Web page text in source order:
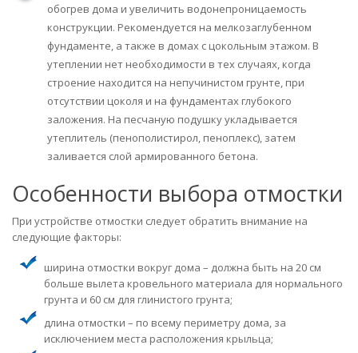
обогрев дома и увеличить водонепроницаемость
конструкции. Рекомендуется на мелкозаглубенном
фундаменте, а также в домах с цокольным этажом. В
утеплении нет необходимости в тех случаях, когда
строение находится на непучинистом грунте, при
отсутствии цоколя и на фундаментах глубокого
заложения. На песчаную подушку укладывается
утеплитель (пенополистирол, пеноплекс), затем
заливается слой армированного бетона.
Особенности выбора отмостки
При устройстве отмостки следует обратить внимание на
следующие факторы:
ширина отмостки вокруг дома – должна быть на 20 см
больше вылета кровельного материала для нормального
грунта и 60 см для глинистого грунта;
длина отмостки – по всему периметру дома, за
исключением места расположения крыльца;